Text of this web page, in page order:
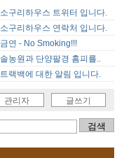
소구리하우스 트위터 입니다.
소구리하우스 연락처 입니다.
금연 - No Smoking!!!
솔농원과 단양팔경 홈피를..
트랙백에 대한 알림 입니다.
관리자 글쓰기